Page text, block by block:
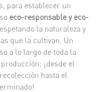
para establecer un
eco-responsable y eco-
la naturaleza y
que la cultivan. Un
a lo largo de toda la
¡desde el
hasta el